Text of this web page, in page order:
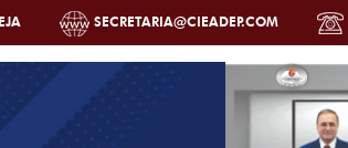
SECRETARIA@CIEADEP.COM